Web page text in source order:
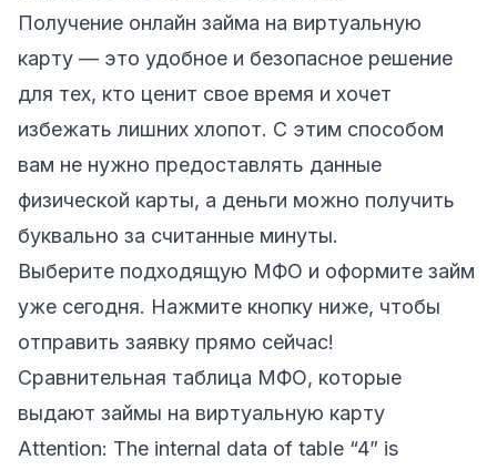
Получение онлайн займа на виртуальную
карту — это удобное и безопасное решение
для тех, кто ценит свое время и хочет
избежать лишних хлопот. С этим способом
вам не нужно предоставлять данные
физической карты, а деньги можно получить
буквально за считанные минуты.
Выберите подходящую МФО и оформите займ
уже сегодня. Нажмите кнопку ниже, чтобы
отправить заявку прямо сейчас!
Сравнительная таблица МФО, которые
выдают займы на виртуальную карту
Attention: The internal data of table “4” is